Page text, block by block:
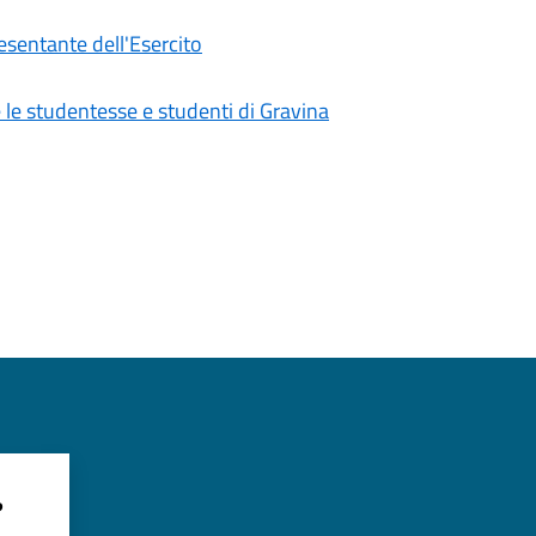
dell'Esercito
studentesse e studenti di Gravina